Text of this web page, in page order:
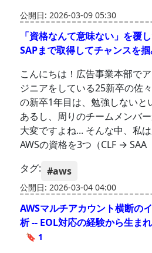
公開日: 2026-03-09 05:30
「資格なんて意味ない」を覆
SAPまで取得してチャンスを
こんにちは！広告事業本部で
ジニアをしている25新卒の佐
の新卒1年目は、勉強しないと
あるし、周りのチームメンバ
大変ですよね... そんな中、私
AWSの資格を3つ（CLF → SAA
タグ: #aws
公開日: 2026-03-04 04:00
AWSマルチアカウント横断の
析 -- EOL対応の経験から生ま
🔖 1